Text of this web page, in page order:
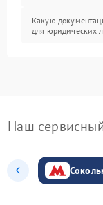
Какую
для юридических
Наш